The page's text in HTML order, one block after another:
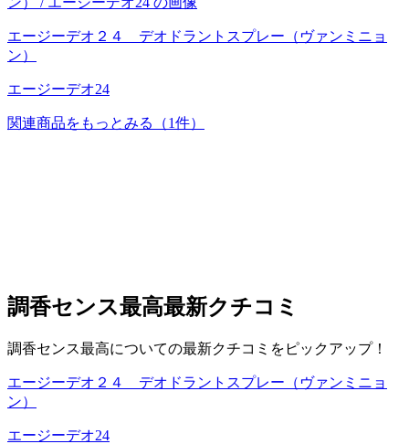
エージーデオ２４ デオドラントスプレー（ヴァンミニョ
ン）
エージーデオ24
関連商品をもっとみる （1件）
調香センス最高最新クチコミ
調香センス最高についての最新クチコミをピックアップ！
エージーデオ２４ デオドラントスプレー（ヴァンミニョ
ン）
エージーデオ24